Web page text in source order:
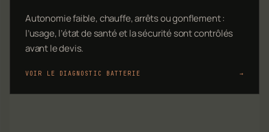
Autonomie faible, chauffe, arrêts ou gonflement :
l’usage, l’état de santé et la sécurité sont contrôlés
avant le devis.
VOIR LE DIAGNOSTIC BATTERIE →